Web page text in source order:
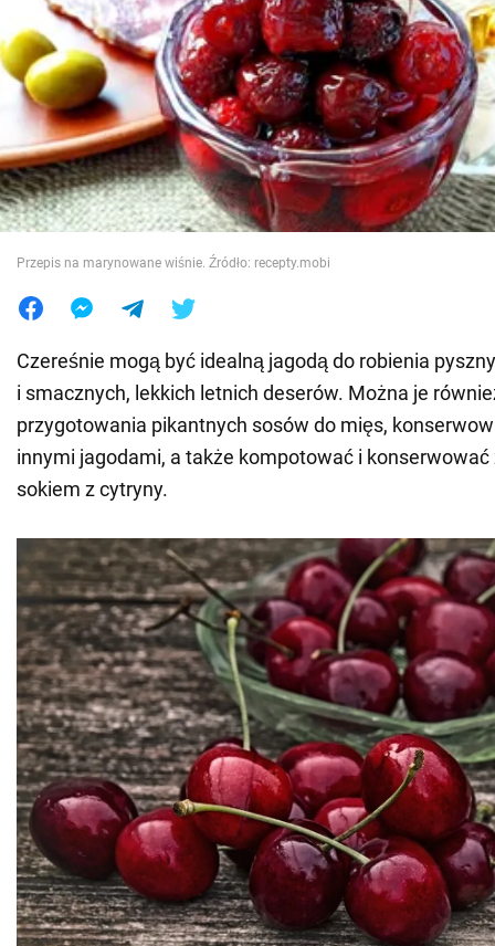
Społeczeństwo
Wojna na Ukrainie
Świat
Jedzenie
Przepis na marynowane wiśnie. Źródło: recepty.mobi
Czereśnie mogą być idealną jagodą do robienia
i smacznych, lekkich letnich deserów. Można je
przygotowania pikantnych sosów do mięs,
innymi jagodami, a także kompotować i
sokiem z cytryny.